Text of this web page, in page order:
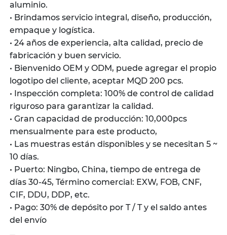
aluminio.
• Brindamos servicio integral, diseño, producción,
empaque y logística.
• 24 años de experiencia, alta calidad, precio de
fabricación y buen servicio.
• Bienvenido OEM y ODM, puede agregar el propio
logotipo del cliente, aceptar MQD 200 pcs.
• Inspección completa: 100% de control de calidad
riguroso para garantizar la calidad.
• Gran capacidad de producción: 10,000pcs
mensualmente para este producto,
• Las muestras están disponibles y se necesitan 5 ~
10 días.
• Puerto: Ningbo, China, tiempo de entrega de
días 30-45, Término comercial: EXW, FOB, CNF,
CIF, DDU, DDP, etc.
• Pago: 30% de depósito por T / T y el saldo antes
del envío